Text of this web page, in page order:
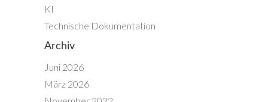
KI
Technische Dokumentation
Archiv
Juni 2026
März 2026